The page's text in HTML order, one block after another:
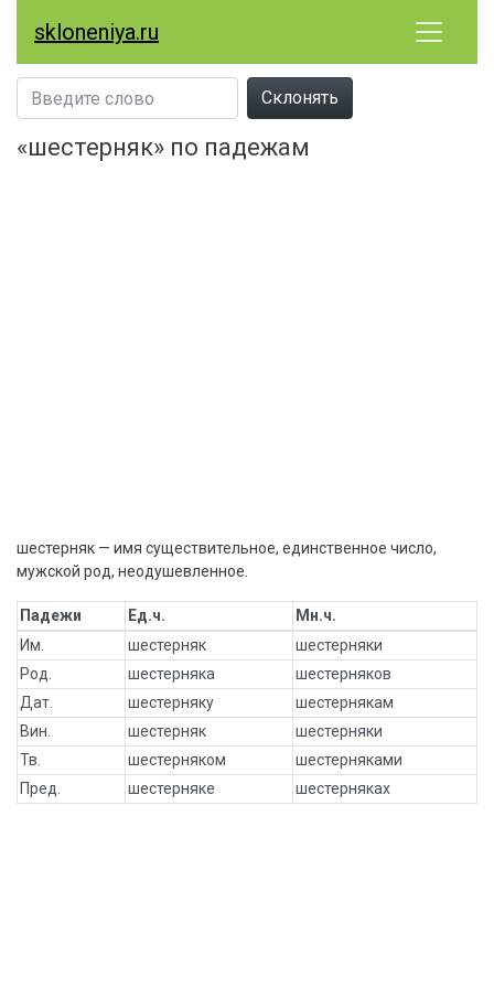
skloneniya.ru
Склонять
«шестерняк» по падежам
шестерняк — имя существительное, единственное число,
мужской род, неодушевленное.
Падежи Ед.ч.
Мн.ч.
Им.
шестерняк
шестерняки
Род.
шестерняка
шестерняков
Дат.
шестерняку
шестернякам
Вин.
шестерняк
шестерняки
Тв.
шестерняком
шестерняками
Пред.
шестерняке шестерняках